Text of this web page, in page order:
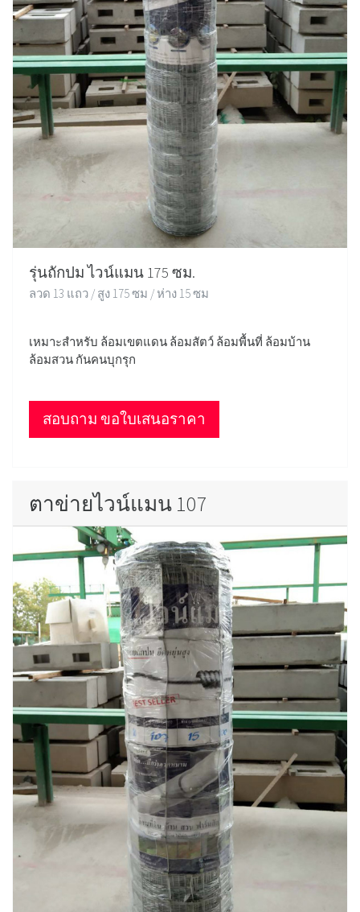
รุ่นถักปม ไวน์แมน 175 ซม.
ลวด 13 แถว / สูง 175 ซม / ห่าง 15 ซม
เหมาะสำหรับ ล้อมเขตแดน ล้อมสัตว์ ล้อมพื้นที่ ล้อมบ้าน
ล้อมสวน กันคนบุกรุก
สอบถาม ขอใบเสนอราคา
ตาข่ายไวน์แมน 107